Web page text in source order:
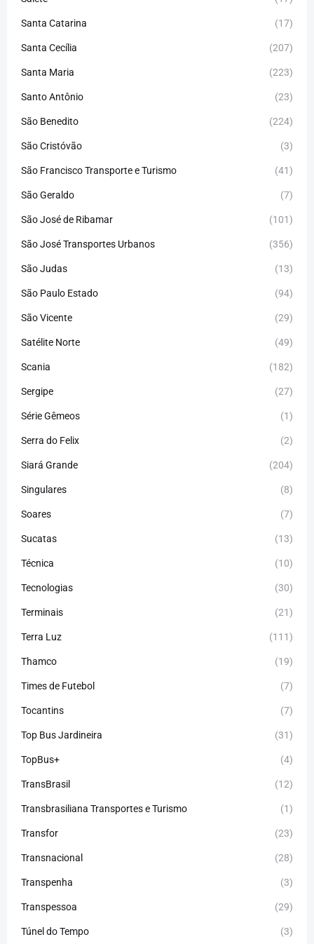
Santa Catarina (17)
Santa Cecília (207)
Santa Maria (223)
Santo Antônio (23)
São Benedito (224)
São Cristóvão (3)
São Francisco Transporte e Turismo (41)
São Geraldo (7)
São José de Ribamar (101)
São José Transportes Urbanos (356)
São Judas (13)
São Paulo Estado (94)
São Vicente (29)
Satélite Norte (49)
Scania (182)
Sergipe (27)
Série Gêmeos (1)
Serra do Felix (2)
Siará Grande (204)
Singulares (8)
Soares (7)
Sucatas (13)
Técnica (10)
Tecnologias (30)
Terminais (21)
Terra Luz (111)
Thamco (19)
Times de Futebol (7)
Tocantins (7)
Top Bus Jardineira (31)
TopBus+ (4)
TransBrasil (12)
Transbrasiliana Transportes e Turismo (1)
Transfor (23)
Transnacional (28)
Transpenha (3)
Transpessoa (29)
Túnel do Tempo (3)